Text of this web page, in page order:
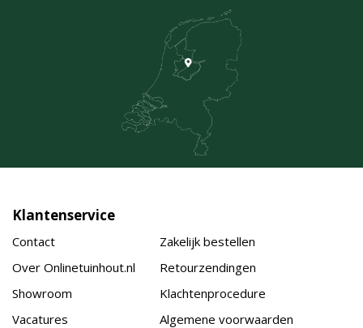
Klantenservice
Contact
Over Onlinetuinhout.nl
Showroom
Vacatures
Zakelijk bestellen
Retourzendingen
Klachtenprocedure
Algemene voorwaarden